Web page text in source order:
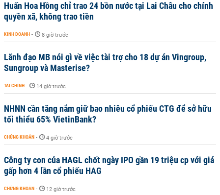
Huấn Hoa Hồng chỉ trao 24 bồn nước tại Lai Châu cho chính
quyền xã, không trao tiền
KINH DOANH - 8 giờ trước
Lãnh đạo MB nói gì về việc tài trợ cho 18 dự án Vingroup,
Sungroup và Masterise?
TÀI CHÍNH - 14 giờ trước
NHNN cần tăng nắm giữ bao nhiêu cổ phiếu CTG để sở hữu
tối thiểu 65% VietinBank?
CHỨNG KHOÁN - 4 giờ trước
Công ty con của HAGL chốt ngày IPO gần 19 triệu cp với giá
gấp hơn 4 lần cổ phiếu HAG
CHỨNG KHOÁN - 12 giờ trước